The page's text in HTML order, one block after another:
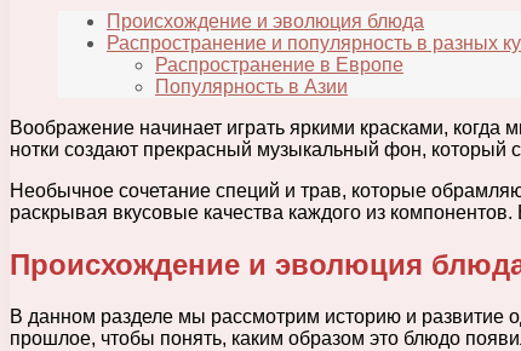
Происхождение и эволюция блюда
Распространение и популярность в разных
Распространение в Европе
Популярность в Азии
Воображение начинает играть яркими красками,
нотки создают прекрасный музыкальный фон,
Необычное сочетание специй и трав, которые
раскрывая вкусовые качества каждого из
Происхождение и эволюция
В данном разделе мы рассмотрим историю и развитие
прошлое, чтобы понять, каким образом это блюдо